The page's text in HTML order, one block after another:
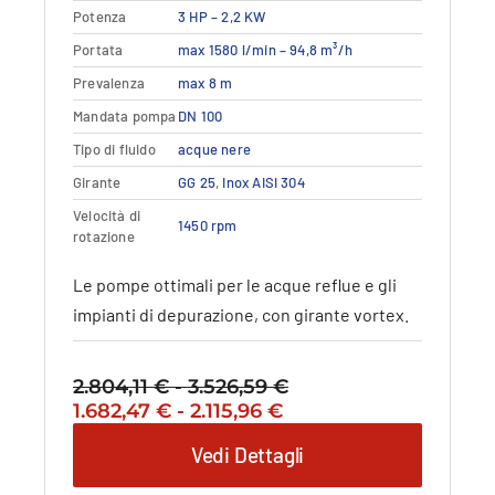
ha
più
varianti.
Le
possono
essere
scelte
prodotto
Potenza
3 HP – 2,2 KW
Portata
max 1580 l/min – 94,8 m³/h
Prevalenza
max 8 m
Mandata pompa DN 100
Tipo di fluido
acque nere
Girante
GG 25, Inox AISI 304
Velocità di
rotazione
1450 rpm
Le pompe ottimali per le acque reflue e gli
impianti di depurazione, con girante vortex.
2.804,11€ - 3.526,59€Fascia
da
2.804,11 €
Il
era:
1.682,47 € - 2.115,96 €Fascia
prezzo:
da
Il
attuale
è:
Vedi Dettagli